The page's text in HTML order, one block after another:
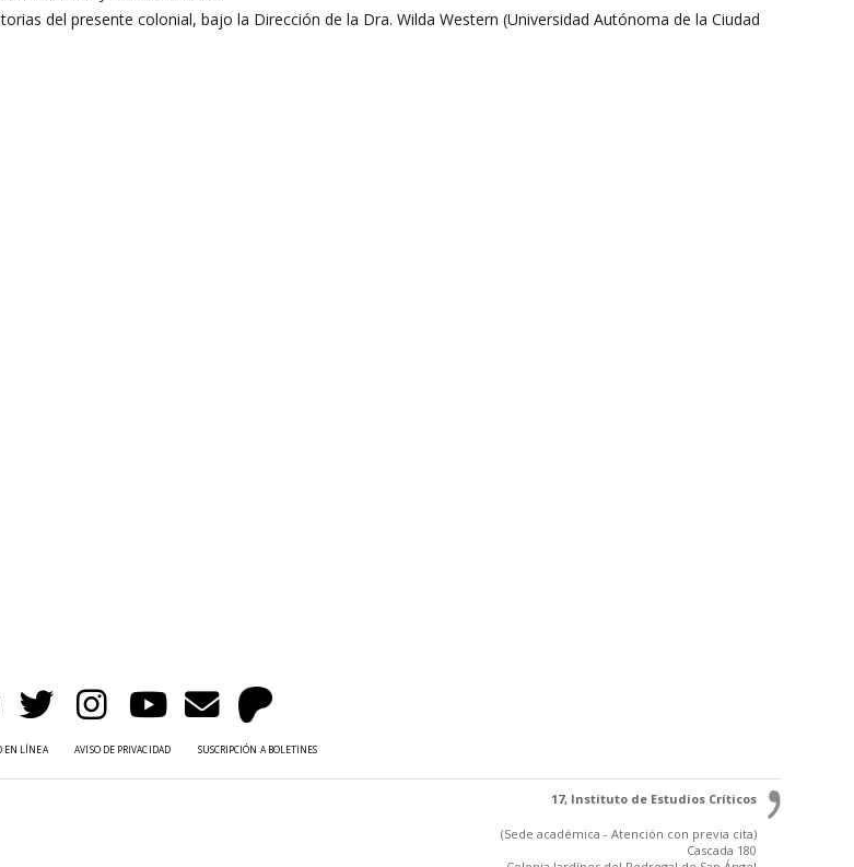
del presente colonial, bajo la Dirección de la Dra. Wilda Western (Universidad Autónoma de la Ciudad
EN LÍNEA AVISO DE PRIVACIDAD SUSCRIPCIÓN A BOLETINES
17, Instituto de Estudios Críticos
(Sede académica - Atención con previa cita)
Cascada 180